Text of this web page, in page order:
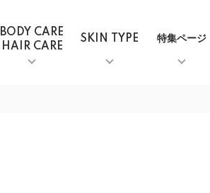
BODY CARE
HAIR CARE
SKIN TYPE 特集ページ